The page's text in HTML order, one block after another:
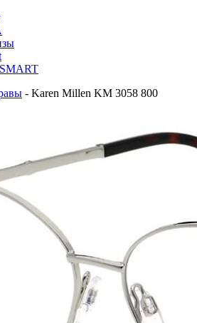
- Karen Millen KM 3058 800